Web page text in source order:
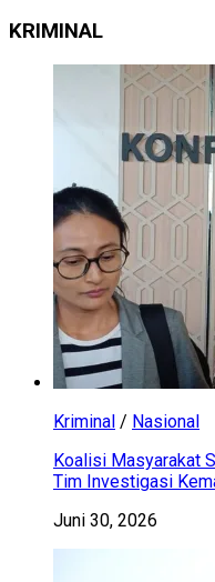
KRIMINAL
Kriminal / Nasional
Koalisi Masyarakat
Tim Investigasi
Juni 30, 2026